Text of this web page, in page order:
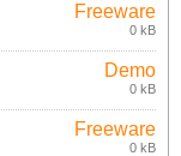
Freeware
0 kB
Demo
0 kB
Freeware
0 kB